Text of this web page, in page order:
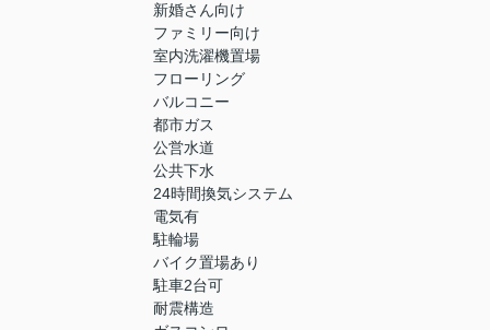
新婚さん向け
ファミリー向け
室内洗濯機置場
フローリング
バルコニー
都市ガス
公営水道
公共下水
24時間換気システム
電気有
駐輪場
バイク置場あり
駐車2台可
耐震構造